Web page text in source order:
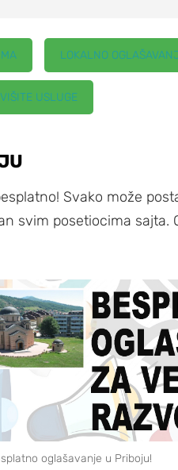
LOKALNO
USLUGE
Svako može
svim posetiocima sajta.
oglašavanje u Priboju!